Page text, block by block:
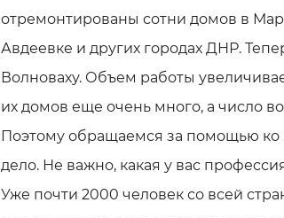
отремонтированы сотни домов в
Авдеевке и других городах ДНР.
Волноваху. Объем работы
их домов еще очень много, а число
Поэтому обращаемся за помощью ко
дело. Не важно, какая у вас
Уже почти 2000 человек со всей